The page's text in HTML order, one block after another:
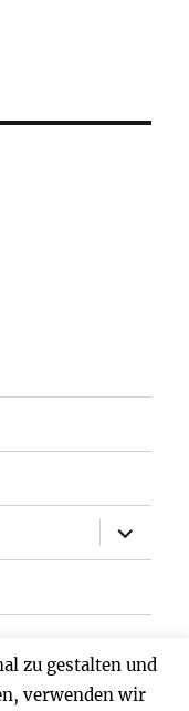
anzeigen
zu gestalten und
verwenden wir